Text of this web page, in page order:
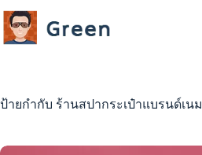
to
content
ป้ายกำกับ ร้านสปากระเป๋าแบรนด์เนม